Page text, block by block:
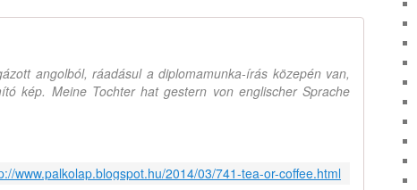
angolból, ráadásul a diplomamunka-írás közepén van,
kép. Meine Tochter hat gestern von englischer Sprache
www.palkolap.blogspot.hu/2014/03/741-tea-or-coffee.html